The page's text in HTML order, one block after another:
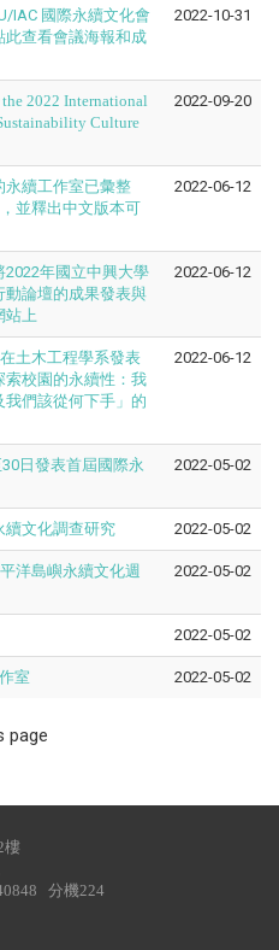
IAC 國際永續文化會
此查看會議海報和成
2022-10-31
2022 International
Culture
2022-09-20
永續工作室已彙整
並釋出中文版本可
2022-06-12
2022年國立中興大學
動論壇的成果發表與
站上
2022-06-12
土木工程學系發表
索校園的永續性：我
我們該從何下手」的
2022-06-12
日發表首屆國際永
2022-05-02
續文化調查研究 2022-05-02
洋島嶼永續文化週
2022-05-02
2022-05-02
室 2022-05-02
page
2樓
分機224